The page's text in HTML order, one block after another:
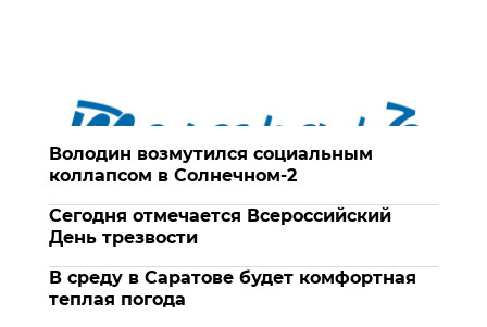
Володин возмутился социальным
коллапсом в Солнечном-2
Сегодня отмечается Всероссийский
День трезвости
В среду в Саратове будет комфортная
теплая погода